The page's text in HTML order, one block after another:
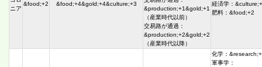
ニア
&food;+2 &food;+4&gold;+4&culture;+3
&production;+1&gold;+1
（産業時代以前）
交易路が通過：
&production;+2&gold;+2
（産業時代以降）
経済学：
肥料：&food;+2
化学：
軍事学：